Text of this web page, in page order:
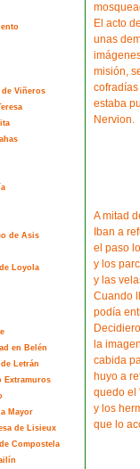
Viñeros
de Asis
Loyola
en Belén
Letrán
Extramuros
Mayor
de Lisieux
Compostela
El acto
unas
misión,
estaba
Nervion.
A mitad
Iban a
el paso
y los
y las
Cuando
podía
la
cabida
huyo a
quedo el
y los
que lo